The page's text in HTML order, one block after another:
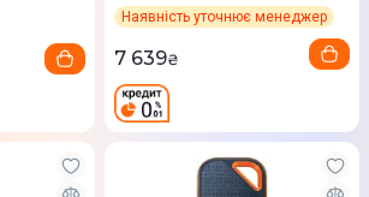
Наявність уточнює менеджер
7 639₴